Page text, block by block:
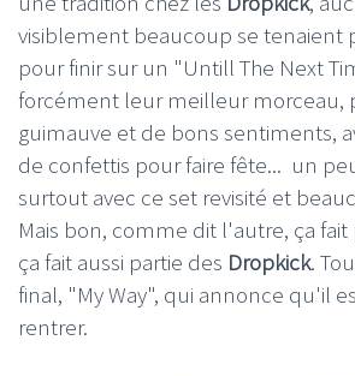
visiblement beaucoup se tenaient
pour finir sur un "Untill The Next
forcément leur meilleur morceau,
guimauve et de bons sentiments,
de confettis pour faire fête... un
surtout avec ce set revisité et
Mais bon, comme dit l'autre, ça fait
ça fait aussi partie des Dropkick.
final, "My Way", qui annonce qu'il
rentrer.